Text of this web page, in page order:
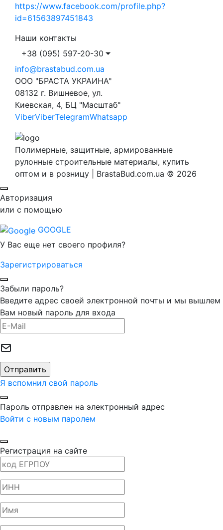
https://www.facebook.com/profile.php?
id=61563897451843
Наши контакты
+38 (095) 597-20-30
info@brastabud.com.ua
ООО "БРАСТА УКРАИНА"
08132 г. Вишневое, ул.
Киевская, 4, БЦ "Масштаб"
ViberViberTelegramWhatsapp
Полимерные, защитные, армированные
рулонные строительные материалы, купить
оптом и в розницу | BrastaBud.com.ua © 2026
Авторизация
или с помощью
GOOGLE
У Вас еще нет своего профиля?
Зарегистрироваться
Забыли пароль?
Введите адрес своей электронной почты и мы вышлем
Вам новый пароль для входа
Я вспомнил свой пароль
Пароль отправлен на электронный адрес
Войти с новым паролем
Регистрация на сайте